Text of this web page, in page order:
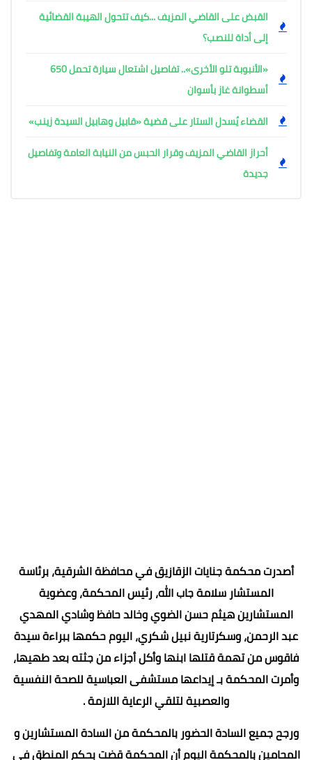
القبض على القاضي المزيف ...كيف تتحول الهيبة القضائية
إلى أداة للنصب؟
«الأنبوبة تلو الأخرى».. تفاصيل اشتعال سيارة تحمل 650
أسطوانة غاز بأسوان
القضاء يُسدل الستار على قضية «قابيل وهابيل السيدة زينب»
أحراز القاضي المزيف وقرار الحبس من النيابة العامة وتفاصيل
جديدة
أصدرت محكمة جنايات الزقازيق في محافظة الشرقية، برئاسة
المستشار سلامة جاب الله، رئيس المحكمة، وعضوية
المستشارين هيثم حسن الضوي وخالد حافظ وشادي المهدي
عبد الرحمن، وسكرتارية نبيل شكري، اليوم حكمها ببراءة سيدة
فاقوس من تهمة قتلها ابنها وأكل أجزاء من جثته بعد طهيها،
وأمرت المحكمة بـ إيداعها مستشفى العباسية للصحة النفسية
والعصبية لتلقي الرعاية اللازمة .
ورجح جميع السادة الحضور بالمحكمة من السادة المستشارين و
المحامين بالمحكمة اليوم أن المحكمة قضت بحكم المنطق في